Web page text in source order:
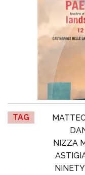
TAG
NIZZA